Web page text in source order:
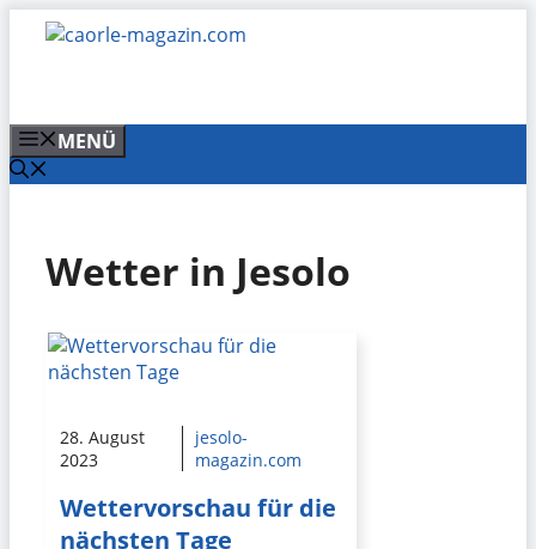
Zum
Inhalt
MENÜ
Wetter in Jesolo
28. August
2023
jesolo-
magazin.com
Wettervorschau für die
nächsten Tage